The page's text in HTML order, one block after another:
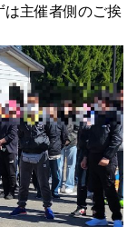
主催者側のご挨